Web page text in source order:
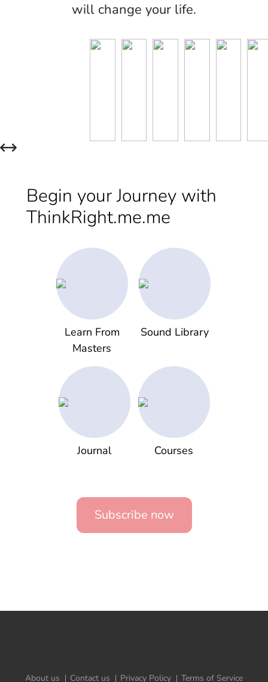
will change your life.
Begin your Journey with
ThinkRight.me.me
Learn From
Masters
Sound Library
Journal Courses
Subscribe now
About us Contact us Privacy Policy Terms of Service